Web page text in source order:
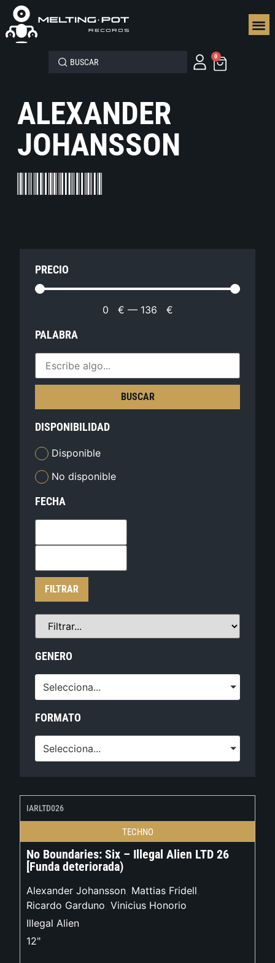
0
ALEXANDER
JOHANSSON
PRECIO
0 € — 136 €
PALABRA
BUSCAR
DISPONIBILIDAD
Disponible
No disponible
FECHA
FILTRAR
GENERO
Selecciona...
FORMATO
Selecciona...
IARLTD026
TECHNO
No Boundaries: Six – Illegal Alien LTD 26
[Funda deteriorada)
Alexander Johansson, Mattias Fridell,
Ricardo Garduno, Vinicius Honorio
Illegal Alien
12"